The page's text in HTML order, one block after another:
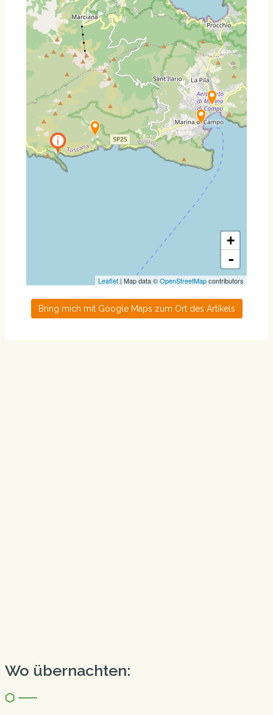
+
-
Leaflet | Map data ©OpenStreetMapcontributors
Bring mich mit Google Maps zum Ort des Artikels
Wo übernachten: